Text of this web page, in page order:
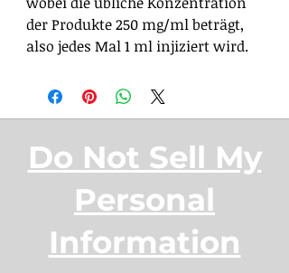
der Produkte 250 mg/ml beträgt,
also jedes Mal 1 ml injiziert wird.
Do Not Sell My
Personal
Information